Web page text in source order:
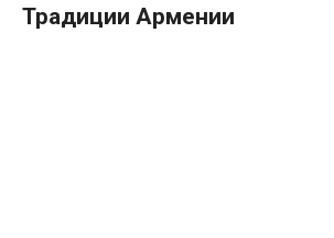
Традиции Армении